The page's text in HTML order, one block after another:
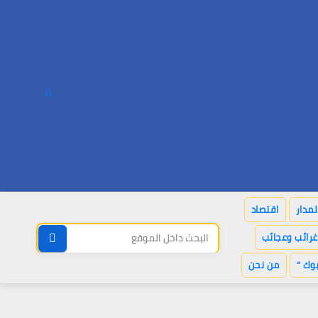
اقتصاد
غرائب وعجائب
“ من نحن